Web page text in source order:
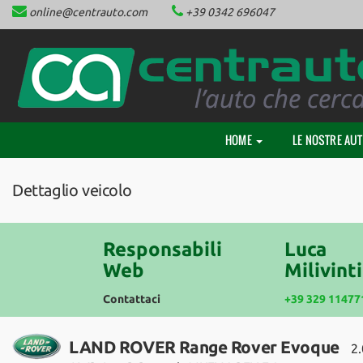
HOME
CHI SIAMO
LE NOSTRE AUTO
NEOPATENTATI
CONTATTACI
online@centrauto.com +39 0342 696047
HOME LE NOSTRE
Dettaglio veicolo
Responsabili
Web
Contattaci
Luca
Milivinti
+39 329
LAND ROVER Range Rover Evoque
Le
preferenze
di
consenso
Il
pannello
consente
esprimere
alle
tecnologie
di